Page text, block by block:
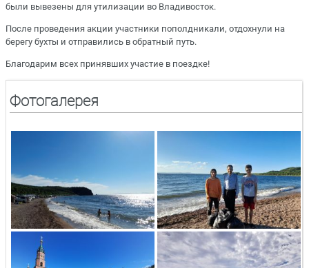
были вывезены для утилизации во Владивосток.
После проведения акции участники пополдникали, отдохнули на
берегу бухты и отправились в обратный путь.
Благодарим всех принявших участие в поездке!
Фотогалерея